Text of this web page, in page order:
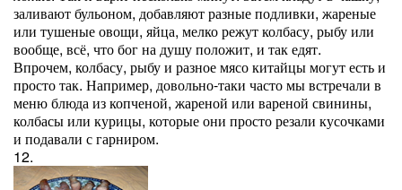
заливают бульоном, добавляют разные подливки, жареные
или тушеные овощи, яйца, мелко режут колбасу, рыбу или
вообще, всё, что бог на душу положит, и так едят.
Впрочем, колбасу, рыбу и разное мясо китайцы могут есть и
просто так. Например, довольно-таки часто мы встречали в
меню блюда из копченой, жареной или вареной свинины,
колбасы или курицы, которые они просто резали кусочками
и подавали с гарниром.
12.